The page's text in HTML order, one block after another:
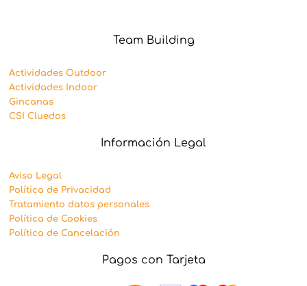
Team Building
Actividades Outdoor
Actividades Indoor
Gincanas
CSI Cluedos
Información Legal
Aviso Legal
Política de Privacidad
Tratamiento datos personales
Política de Cookies
Política de Cancelación
Pagos con Tarjeta